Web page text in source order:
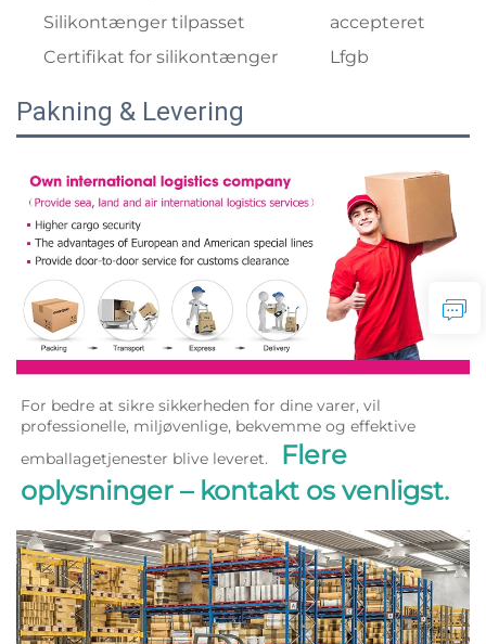
Silikontænger tilpasset
accepteret
Certifikat for silikontænger
Lfgb
Pakning & Levering
For bedre at sikre sikkerheden for dine varer, vil
professionelle, miljøvenlige, bekvemme og effektive
emballagetjenester blive leveret.
Flere
oplysninger – kontakt os venligst.